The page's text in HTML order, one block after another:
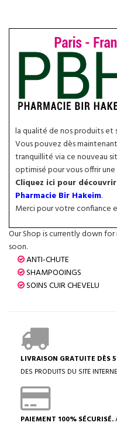
la qualité de nos produits et
Vous pouvez dès
tranquillité via ce nouveau
optimisé pour vous offrir
Cliquez ici pour
Pharmacie Bir Hakeim.
Merci pour votre confiance
Our Shop is currently down
soon.
ANTI-CHUTE
SHAMPOOINGS
SOINS CUIR CHEVELU
LIVRAISON GRATUITE DÈS
DES PRODUITS DU SITE
PAIEMENT 100% SÉCURISÉ.